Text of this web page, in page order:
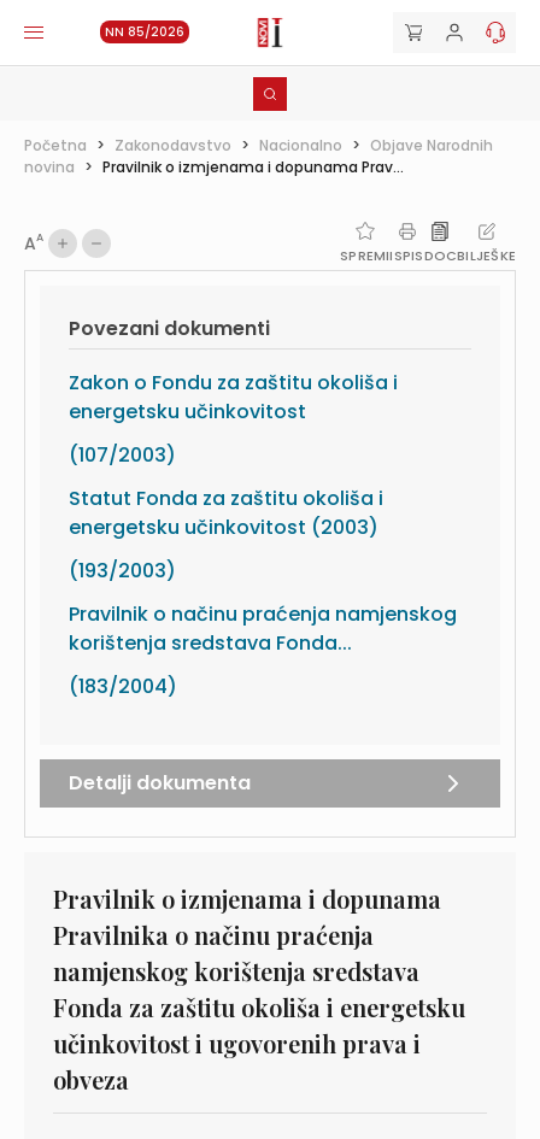
NN 85/2026
Početna > Zakonodavstvo > Nacionalno > Objave Narodnih
novina > Pravilnik o izmjenama i dopunama Prav...
AA
SPREMIISPISDOCBILJEŠKE
Povezani dokumenti
Zakon o Fondu za zaštitu okoliša i
energetsku učinkovitost
(107/2003)
Statut Fonda za zaštitu okoliša i
energetsku učinkovitost (2003)
(193/2003)
Pravilnik o načinu praćenja namjenskog
korištenja sredstava Fonda...
(183/2004)
Detalji dokumenta
Pravilnik o izmjenama i dopunama
Pravilnika o načinu praćenja
namjenskog korištenja sredstava
Fonda za zaštitu okoliša i energetsku
učinkovitost i ugovorenih prava i
obveza